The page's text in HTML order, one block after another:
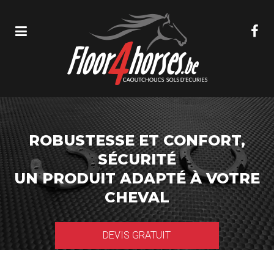
ROBUSTESSE ET CONFORT,
SÉCURITÉ
UN PRODUIT ADAPTÉ À VOTRE
CHEVAL
DEVIS GRATUIT